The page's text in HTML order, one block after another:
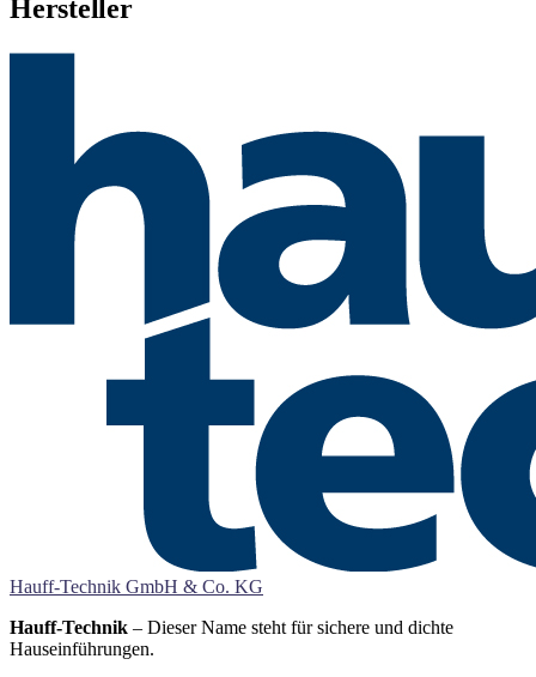
Hersteller
Hauff-Technik GmbH & Co. KG
Hauff-Technik – Dieser Name steht für sichere und dichte
Hauseinführungen.